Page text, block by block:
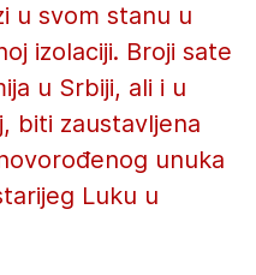
u svom stanu u
izolaciji. Broji sate
u Srbiji, ali i u
biti zaustavljena
unuka
Luku u